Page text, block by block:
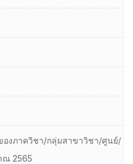
องภาควิชา/กลุ่มสาขาวิชา/ศูนย์/
ณ 2565